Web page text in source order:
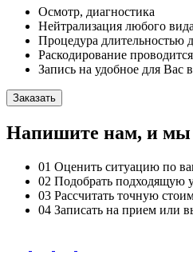
Осмотр, диагностика
Нейтрализация любого
Процедура длительностью
Раскодирование
Запись на удобное для Вас
Заказать
Напишите нам, и мы
01 Оценить ситуацию по
02 Подобрать подходящую
03 Рассчитать точную
04 Записать на прием или